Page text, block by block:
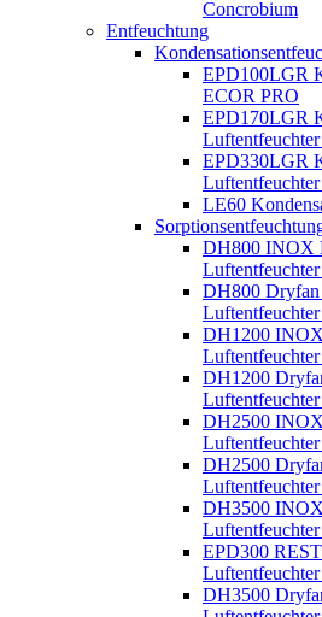
Concrobium
Entfeuchtung
EPD100LGR
ECOR PRO
EPD170LGR
EPD330LGR
LE60
DH800 INOX
DH800 Dryfan
DH1200
DH1200
DH2500
DH2500
DH3500
EPD300
DH3500